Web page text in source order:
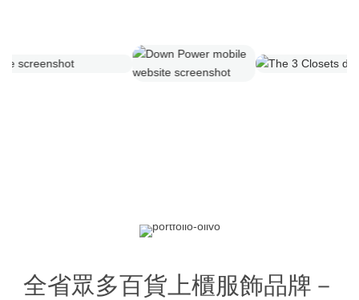
全省眾多百貨上櫃服飾品牌－